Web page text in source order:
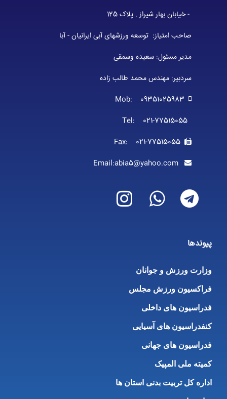
- خیابان بهار شیراز . پلاک 125
صاحب امتیاز: توسعه ورزشهای آبی ایرانیان - آبا
مدیر مسئول: سعیده وسمقی
سردبیر: مهندس محمد طالب زاده
پیوندها
وزارت ورزش و جوانان
فراکسیون ورزش مجلس
فدراسیون های داخلی
کنفدراسیون های آسیایی
فدراسیون های جهانی
کمیته ملی المپیک
اداره کل تربیت بدنی استان ها